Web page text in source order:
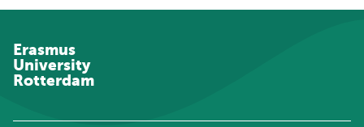
Erasmus
University
Rotterdam